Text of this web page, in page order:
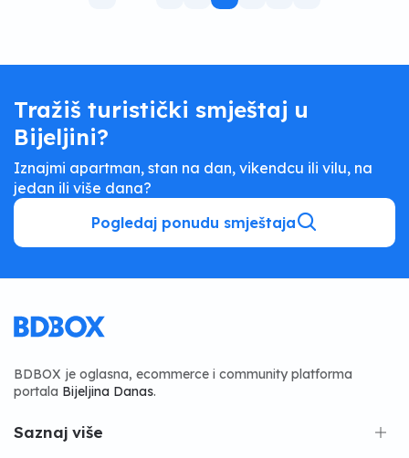
Tražiš turistički smještaj u
Bijeljini?
Iznajmi apartman, stan na dan, vikendcu ili vilu, na
jedan ili više dana?
Pogledaj ponudu smještaja
BDBOX je oglasna, ecommerce i community platforma
portala Bijeljina Danas.
Saznaj više